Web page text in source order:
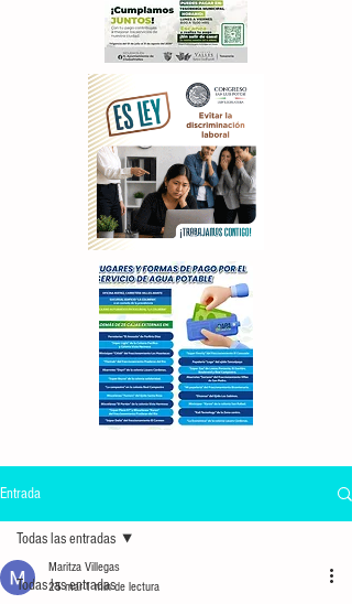
Entrada
Todas las entradas
Todas las entradas
Maritza Villegas
25 mar1 min de lectura